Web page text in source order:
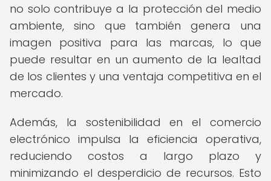
no solo contribuye a la protección del medio
ambiente, sino que también genera una
imagen positiva para las marcas, lo que
puede resultar en un aumento de la lealtad
de los clientes y una ventaja competitiva en el
mercado.
Además, la sostenibilidad en el comercio
electrónico impulsa la eficiencia operativa,
reduciendo costos a largo plazo y
minimizando el desperdicio de recursos. Esto